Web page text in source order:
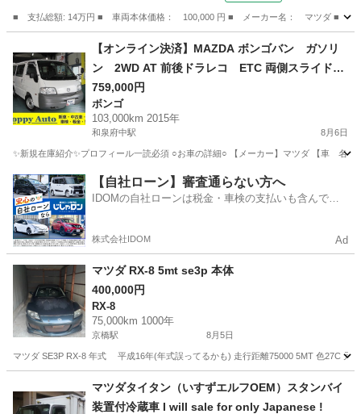
■ 支払総額: 14万円 ■ 車両本体価格： 100,000 円 ■ メーカー名： マツダ ■
その他
【オンライン決済】MAZDA ボンゴバン ガソリ
ン 2WD AT 前後ドラレコ ETC 両側スライドド
ア‼️安定感抜群のシングルタイヤ‼️
759,000円
ボンゴ
103,000km 2015年
和泉府中駅 8月6日
✨新規在庫紹介✨プロフィール一読必須 ○お車の詳細○ 【メーカー】マツダ 【車 名
大阪 和泉市 和泉府中駅 ボンゴ
【自社ローン】審査通らない方へ
IDOMの自社ローンは税金・車検の支払いも含んでい
株式会社IDOM Ad
マツダ RX-8 5mt se3p 本体
400,000円
RX-8
75,000km 1000年
京橋駅 8月5日
マツダ SE3P RX-8 年式 平成16年(年式誤ってるかも) 走行距離75000 5MT 色27C 元
京橋駅 RX-8 車両
マツダタイタン（いすずエルフOEM）スタンバイ
装置付冷蔵車 I will sale for only Japanese !